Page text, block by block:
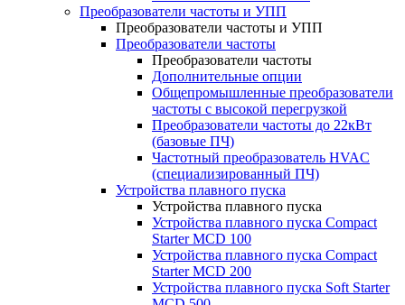
Преобразователи частоты и УПП
Преобразователи частоты и УПП
Преобразователи частоты
Преобразователи частоты
Дополнительные опции
Общепромышленные преобразователи
частоты с высокой перегрузкой
Преобразователи частоты до 22кВт
(базовые ПЧ)
Частотный преобразователь HVAC
(специализированный ПЧ)
Устройства плавного пуска
Устройства плавного пуска
Устройства плавного пуска Compact
Starter MCD 100
Устройства плавного пуска Compact
Starter MCD 200
Устройства плавного пуска Soft Starter